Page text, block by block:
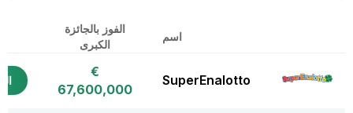
اسم
الفوز بالجائزة
الكبرى
SuperEnalotto
€
67,600,000